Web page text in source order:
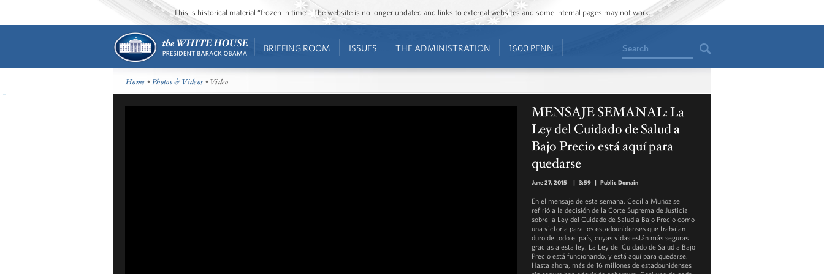
This is historical material “frozen in time”. The website is no longer updated and links to external websites and some internal pages may not work.
BRIEFING ROOM ISSUES THE ADMINISTRATION 1600 PENN Search
Home •Photos & Videos • Video
MENSAJE SEMANAL: La
Ley del Cuidado de Salud a
Bajo Precio está aquí para
quedarse
June 27, 2015 | 3:59 | Public Domain
En el mensaje de esta semana, Cecilia Muñoz se
refirió a la decisión de la Corte Suprema de Justicia
sobre la Ley del Cuidado de Salud a Bajo Precio como
una victoria para los estadounidenses que trabajan
duro de todo el país, cuyas vidas están más seguras
gracias a esta ley. La Ley del Cuidado de Salud a Bajo
Precio está funcionando, y está aquí para quedarse.
Hasta ahora, más de 16 millones de estadounidenses